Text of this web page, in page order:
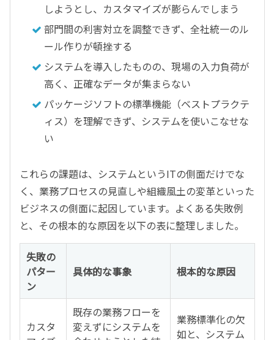
しようとし、カスタマイズが膨らんでしまう
部門間の利害対立を調整できず、全社統一のル
ール作りが頓挫する
システムを導入したものの、現場の入力負荷が
高く、正確なデータが集まらない
パッケージソフトの標準機能（ベストプラクテ
ィス）を理解できず、システムを使いこなせな
い
これらの課題は、システムというITの側面だけでな
く、業務プロセスの見直しや組織風土の変革といった
ビジネスの側面に起因しています。よくある失敗例
と、その根本的な原因を以下の表に整理しました。
失敗の
パター
ン
具体的な事象 根本的な原因
カスタ
既存の業務フローを
変えずにシステムを
業務標準化の欠
如と、システム